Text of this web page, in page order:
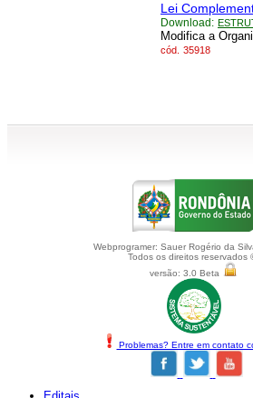
Lei
Download:
Modifica a
cód. 35918
Webprogramer: Sauer Rogério da
Todos os direitos reservados
versão: 3.0 Beta
Problemas? Entre em contato